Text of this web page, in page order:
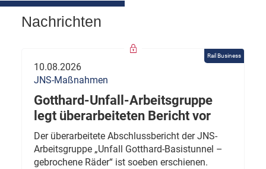
Nachrichten
Rail Business
10.08.2026
JNS-Maßnahmen
Gotthard-Unfall-Arbeitsgruppe
legt überarbeiteten Bericht vor
Der überarbeitete Abschlussbericht der JNS-
Arbeitsgruppe „Unfall Gotthard-Basistunnel –
gebrochene Räder“ ist soeben erschienen.